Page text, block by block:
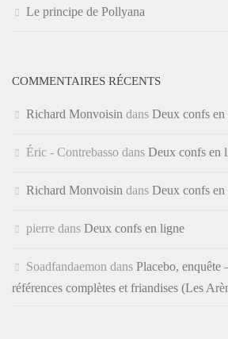
Le principe de Pollyana
COMMENTAIRES RÉCENTS
Richard Monvoisin dans Deux confs en
Éric - Contrebasso dans Deux confs en
Richard Monvoisin dans Deux confs en
pierre dans Deux confs en ligne
Soadfandaemon dans Placebo, enquête
références complètes et friandises (Les